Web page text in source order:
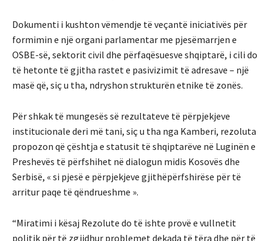
Dokumenti i kushton vëmendje të veçantë iniciativës për
formimin e një organi parlamentar me pjesëmarrjen e
OSBE-së, sektorit civil dhe përfaqësuesve shqiptarë, i cili do
të hetonte të gjitha rastet e pasivizimit të adresave – një
masë që, siç u tha, ndryshon strukturën etnike të zonës.
Për shkak të mungesës së rezultateve të përpjekjeve
institucionale deri më tani, siç u tha nga Kamberi, rezoluta
propozon që çështja e statusit të shqiptarëve në Luginën e
Preshevës të përfshihet në dialogun midis Kosovës dhe
Serbisë, « si pjesë e përpjekjeve gjithëpërfshirëse për të
arritur paqe të qëndrueshme ».
“Miratimi i kësaj Rezolute do të ishte provë e vullnetit
politik për të zgjidhur problemet dekada të tëra dhe për të